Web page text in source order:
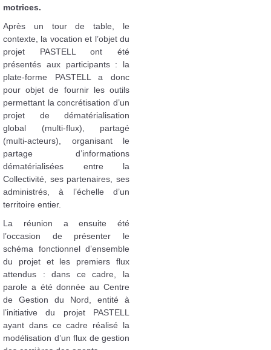
motrices.
Après un tour de table, le
contexte, la vocation et l’objet du
projet PASTELL ont été
présentés aux participants : la
plate-forme PASTELL a donc
pour objet de fournir les outils
permettant la concrétisation d’un
projet de dématérialisation
global (multi-flux), partagé
(multi-acteurs), organisant le
partage d’informations
dématérialisées entre la
Collectivité, ses partenaires, ses
administrés, à l’échelle d’un
territoire entier.
La réunion a ensuite été
l’occasion de présenter le
schéma fonctionnel d’ensemble
du projet et les premiers flux
attendus : dans ce cadre, la
parole a été donnée au Centre
de Gestion du Nord, entité à
l’initiative du projet PASTELL
ayant dans ce cadre réalisé la
modélisation d’un flux de gestion